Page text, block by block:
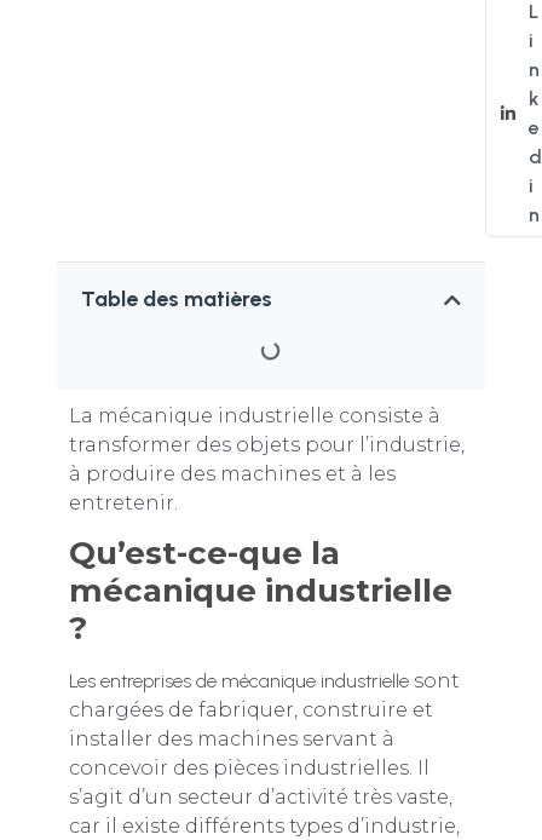
L
i
n
k
e
d
i
n
Table des matières
La mécanique industrielle consiste à
transformer des objets pour l’industrie,
à produire des machines et à les
entretenir.
Qu’est-ce-que la
mécanique industrielle
?
Les entreprises de mécanique industrielle sont
chargées de fabriquer, construire et
installer des machines servant à
concevoir des pièces industrielles. Il
s’agit d’un secteur d’activité très vaste,
car il existe différents types d’industrie,